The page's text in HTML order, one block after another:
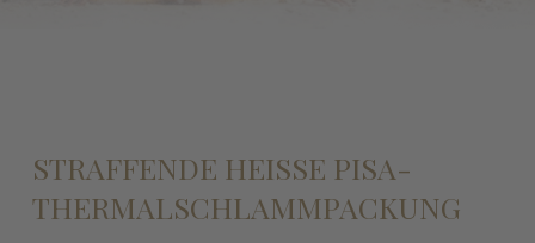
STRAFFENDE HEISSE PISA-
THERMALSCHLAMMPACKUNG